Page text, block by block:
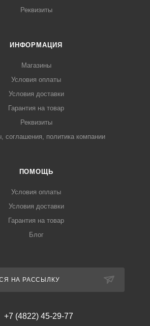
Реквизиты
ИНФОРМАЦИЯ
Магазины
Условия оплаты
Условия доставки
Гарантия на товар
Реквизиты
соглашения, политика компании
ПОМОЩЬ
Условия оплаты
Условия доставки
Гарантия на товар
Блог
НА РАССЫЛКУ
+7 (4822) 45-29-77